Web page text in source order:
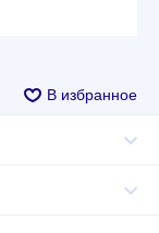
В избранное